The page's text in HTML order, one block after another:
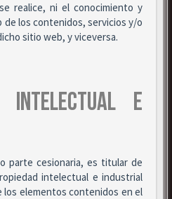
realice, ni el conocimiento y
de los contenidos, servicios y/o
sitio web, y viceversa.
INTELECTUAL E
parte cesionaria, es titular de
intelectual e industrial
los elementos contenidos en el